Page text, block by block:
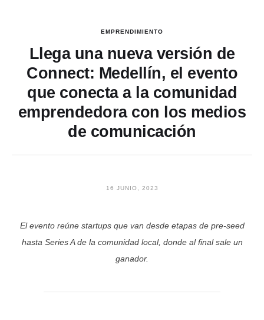
EMPRENDIMIENTO
Llega una nueva versión de
Connect: Medellín, el evento
que conecta a la comunidad
emprendedora con los medios
de comunicación
16 JUNIO, 2023
El evento reúne startups que van desde etapas de pre-seed
hasta Series A de la comunidad local, donde al final sale un
ganador.